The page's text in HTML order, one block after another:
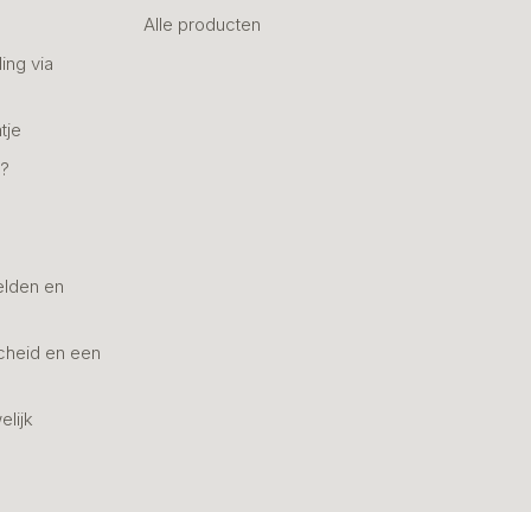
via
en
en een
Alle producten